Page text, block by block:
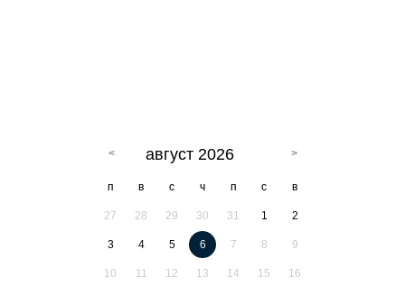
август 2026
п в с ч п с в
27 28 29 30 31 1 2
3 4 5 6 7 8 9
10 11 12 13 14 15 16